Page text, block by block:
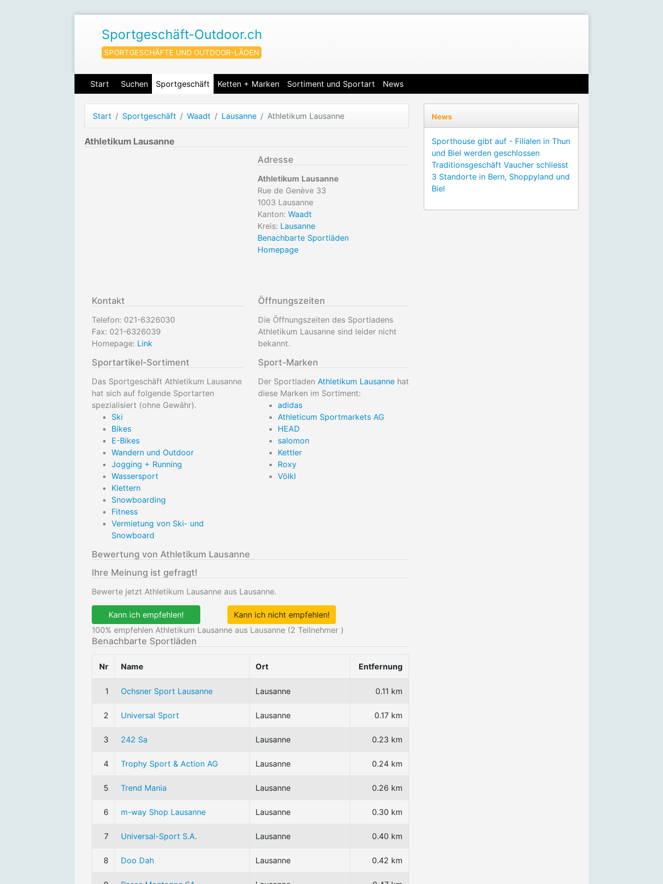
Sportgeschäft-Outdoor.ch
SPORTGESCHÄFTE UND OUTDOOR-LÄDEN
Start Suchen Sportgeschäft Ketten + Marken Sortiment und Sportart News
Start Sportgeschäft Waadt Lausanne Athletikum Lausanne
Athletikum Lausanne
Adresse
Athletikum Lausanne
Rue de Genève 33
1003 Lausanne
Kanton: Waadt
Kreis: Lausanne
Benachbarte Sportläden
Homepage
Kontakt
Telefon: 021-6326030
Fax: 021-6326039
Homepage: Link
Öffnungszeiten
Die Öffnungszeiten des Sportladens
Athletikum Lausanne sind leider nicht
bekannt.
Sportartikel-Sortiment
Das Sportgeschäft Athletikum Lausanne
hat sich auf folgende Sportarten
spezialisiert (ohne Gewähr).
Ski
Bikes
E-Bikes
Wandern und Outdoor
Jogging + Running
Wassersport
Klettern
Snowboarding
Fitness
Vermietung von Ski- und
Snowboard
Sport-Marken
Der Sportladen Athletikum Lausannehat
diese Marken im Sortiment:
adidas
Athleticum Sportmarkets AG
HEAD
salomon
Kettler
Roxy
Völkl
Bewertung von Athletikum Lausanne
Ihre Meinung ist gefragt!
Bewerte jetzt Athletikum Lausanne aus Lausanne.
Kann ich empfehlen!
Kann ich nicht empfehlen!
100% empfehlen Athletikum Lausanne aus Lausanne (2 Teilnehmer )
Benachbarte Sportläden
Nr Name Ort Entfernung
1 Ochsner Sport Lausanne Lausanne 0.11 km
2 Universal Sport Lausanne 0.17 km
3 242 Sa Lausanne 0.23 km
4 Trophy Sport & Action AG Lausanne 0.24 km
5 Trend Mania Lausanne 0.26 km
6 m-way Shop Lausanne Lausanne 0.30 km
7 Universal-Sport S.A. Lausanne 0.40 km
8 Doo Dah Lausanne 0.42 km
News
Sporthouse gibt auf - Filialen in Thun
und Biel werden geschlossen
Traditionsgeschäft Vaucher schliesst
3 Standorte in Bern, Shoppyland und
Biel